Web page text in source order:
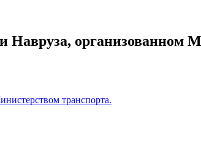
организованном